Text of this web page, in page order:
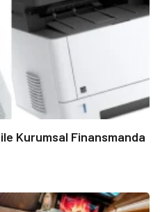
Kurumsal Finansmanda